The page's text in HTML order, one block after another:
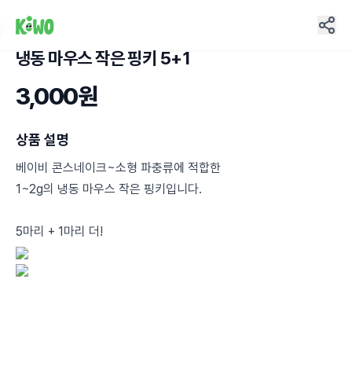
냉동 마우스 작은 핑키 5+1
3,000원
상품 설명
베이비 콘스네이크~소형 파충류에 적합한
1~2g의 냉동 마우스 작은 핑키입니다.
5마리 + 1마리 더!